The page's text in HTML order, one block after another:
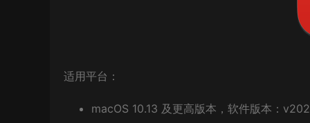
适用平台：
macOS 10.13 及更高版本，软件版本：